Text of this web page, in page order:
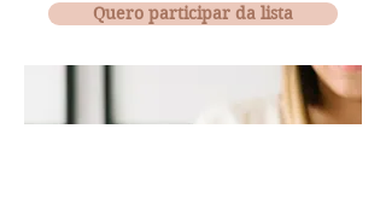
Quero participar da lista